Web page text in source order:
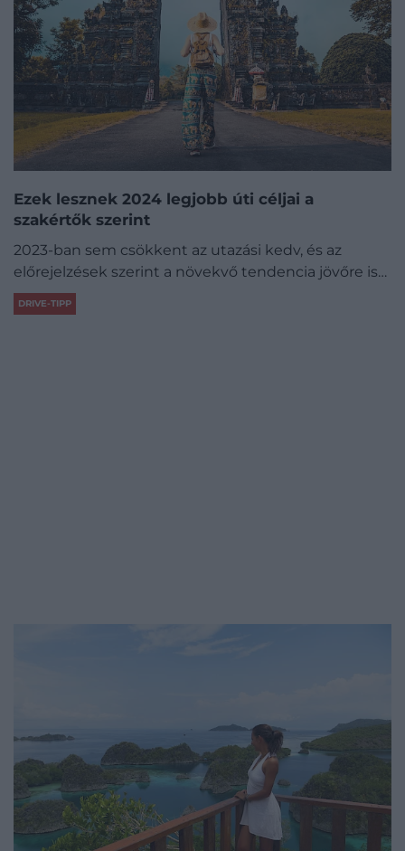
Ezek lesznek 2024 legjobb úti céljai a
szakértők szerint
2023-ban sem csökkent az utazási kedv, és az
előrejelzések szerint a növekvő tendencia jövőre is…
DRIVE-TIPP